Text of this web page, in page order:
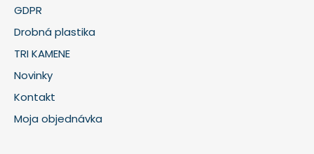
GDPR
Drobná plastika
TRI KAMENE
Novinky
Kontakt
Moja objednávka